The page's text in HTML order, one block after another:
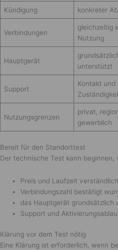
Kündigung konkreter
Verbindungen
gleichzeitig
Nutzung
Hauptgerät
unterstützt
Support
Kontakt und
Nutzungsgrenzen
privat,
gewerblich
Bereit für den Standorttest
Der technische Test kann beginnen,
Preis und Laufzeit verständlich
Verbindungszahl bestätigt
das Hauptgerät grundsätzlich
Support und
Klärung vor dem Test nötig
Eine Klärung ist erforderlich, wenn